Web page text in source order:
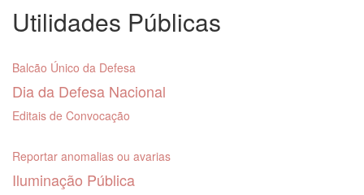
Utilidades Públicas
Balcão Único da Defesa
Dia da Defesa Nacional
Editais de Convocação
Reportar anomalias ou avarias
Iluminação Pública